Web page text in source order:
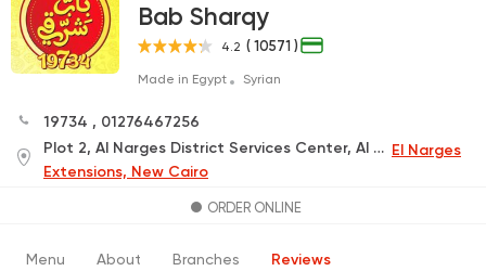
Bab Sharqy
4.2 ( 10571 )
Made in Egypt Syrian
19734 , 01276467256
Plot 2, Al Narges District Services Center, Al Narges Promenade Project, next to Al Mustafa Mosque and Mobil Gas Station (Delivery Only) El Narges
Extensions, New Cairo
ORDER ONLINE
Menu About Branches Reviews